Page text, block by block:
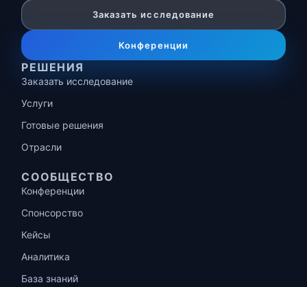
Заказать исследование
Конференции
РЕШЕНИЯ
Заказать исследование
Услуги
Готовые решения
Отрасли
СООБЩЕСТВО
Конференции
Спонсорство
Кейсы
Аналитика
База знаний